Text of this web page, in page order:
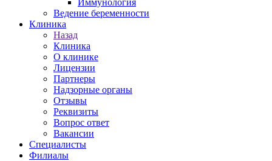
Иммунология
Ведение беременности
Клиника
Назад
Клиника
О клинике
Лицензии
Партнеры
Надзорные органы
Отзывы
Реквизиты
Вопрос ответ
Вакансии
Специалисты
Филиалы